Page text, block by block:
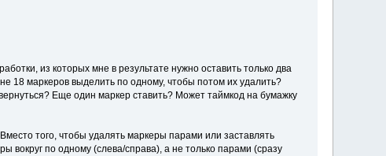
из которых мне в результате нужно оставить только два
18 маркеров выделить по одному, чтобы потом их удалить?
Еще один маркер ставить? Может таймкод на бумажку
того, чтобы удалять маркеры парами или заставлять
вокруг по одному (слева/справа), а не только парами (сразу